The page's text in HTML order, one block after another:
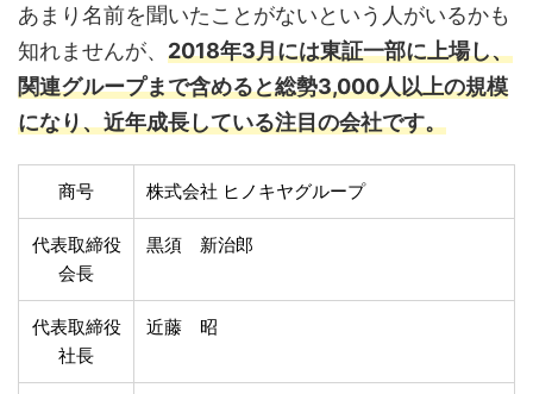
あまり名前を聞いたことがないという人がいるかも
知れませんが、 2018年3月には東証一部に上場し、
関連グループまで含めると総勢3,000人以上の規模
になり、近年成長している注目の会社です。
商号 株式会社 ヒノキヤグループ
代表取締役
会長
黒須 新治郎
代表取締役
社長
近藤 昭